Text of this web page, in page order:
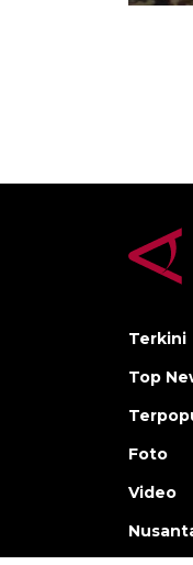
Terkini
Top
Foto
Video